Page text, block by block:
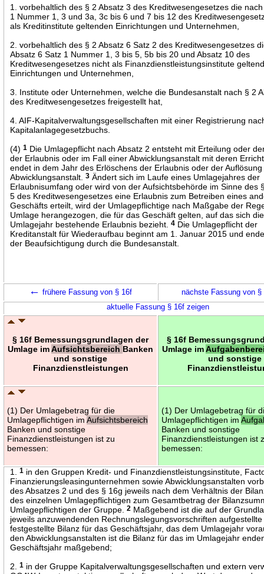
1. vorbehaltlich des § 2 Absatz 3 des Kreditwesengesetzes die
1 Nummer 1, 3 und 3a, 3c bis 6 und 7 bis 12 des
als Kreditinstitute geltenden Einrichtungen und Unternehmen,
2. vorbehaltlich des § 2 Absatz 6 Satz 2 des Kreditwesengesetzes
Absatz 6 Satz 1 Nummer 1, 3 bis 5, 5b bis 20 und Absatz 10 des
Kreditwesengesetzes nicht als Finanzdienstleistungsinstitute
Einrichtungen und Unternehmen,
3. Institute oder Unternehmen, welche die Bundesanstalt nach § 2
des Kreditwesengesetzes freigestellt hat,
4. AIF-Kapitalverwaltungsgesellschaften mit einer Registrierung
Kapitalanlagegesetzbuchs.
(4)1 Die Umlagepflicht nach Absatz 2 entsteht mit Erteilung oder
der Erlaubnis oder im Fall einer Abwicklungsanstalt mit deren
endet in dem Jahr des Erlöschens der Erlaubnis oder der
Abwicklungsanstalt.3 Ändert sich im Laufe eines Umlagejahres der
Erlaubnisumfang oder wird von der Aufsichtsbehörde im Sinne des
5 des Kreditwesengesetzes eine Erlaubnis zum Betreiben eines
Geschäfts erteilt, wird der Umlagepflichtige nach Maßgabe der
Umlage herangezogen, die für das Geschäft gelten, auf das sich
Umlagejahr bestehende Erlaubnis bezieht.4 Die Umlagepflicht der
Kreditanstalt für Wiederaufbau beginnt am 1. Januar 2015 und
der Beaufsichtigung durch die Bundesanstalt.
← frühere Fassung von § 16f
nächste Fassung von
aktuelle Fassung § 16f zeigen
§ 16f Bemessungsgrundlagen der
Umlage imAufsichtsbereich Banken
und sonstige
Finanzdienstleistungen
§ 16f
Umlage im
und sonstige
(1) Der Umlagebetrag für die
Umlagepflichtigen imAufsichtsbereich
Banken und sonstige
Finanzdienstleistungen ist zu
bemessen:
(1) Der Umlagebetrag für
Umlagepflichtigen im
Banken und sonstige
Finanzdienstleistungen ist
bemessen:
1.1 in den Gruppen Kredit- und Finanzdienstleistungsinstitute,
Finanzierungsleasingunternehmen sowie Abwicklungsanstalten
des Absatzes 2 und des § 16g jeweils nach dem Verhältnis der
des einzelnen Umlagepflichtigen zum Gesamtbetrag der
Umlagepflichtigen der Gruppe.2 Maßgebend ist die auf der
jeweils anzuwendenden Rechnungslegungsvorschriften
festgestellte Bilanz für das Geschäftsjahr, das dem Umlagejahr
den Abwicklungsanstalten ist die Bilanz für das im Umlagejahr
Geschäftsjahr maßgebend;
2.1 in der Gruppe Kapitalverwaltungsgesellschaften und extern